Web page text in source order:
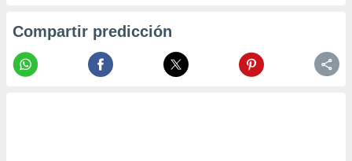
Compartir predicción